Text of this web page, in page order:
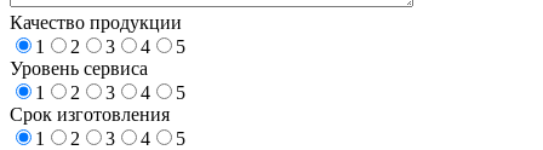
Качество продукции
1
2 3 4
5
Уровень сервиса
1
2 3 4
5
Срок изготовления
1
2 3 4
5